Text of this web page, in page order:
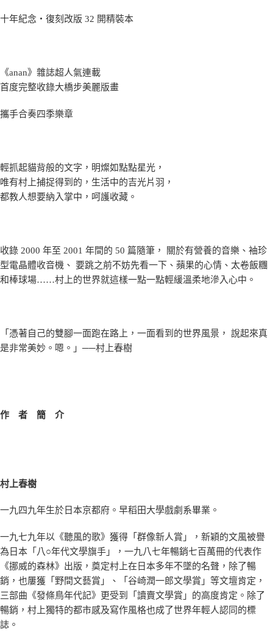
十年紀念‧復刻改版 32 開精裝本
《anan》雜誌超人氣連載
首度完整收錄大橋步美麗版畫
攜手合奏四季樂章
輕抓起貓背般的文字，明燦如點點星光，
唯有村上捕捉得到的，生活中的吉光片羽，
都教人想要納入掌中，呵護收藏。
收錄 2000 年至 2001 年間的 50 篇隨筆， 關於有營養的音樂、袖珍
型電晶體收音機、 要跳之前不妨先看一下、蘋果的心情、太卷飯糰
和棒球場……村上的世界就這樣一點一點輕緩溫柔地滲入心中。
「憑著自己的雙腳一面跑在路上，一面看到的世界風景， 說起來真
是非常美妙。嗯。」──村上春樹
作 者 簡 介
村上春樹
一九四九年生於日本京都府。早稻田大學戲劇系畢業。
一九七九年以《聽風的歌》獲得「群像新人賞」，新穎的文風被譽
為日本「八○年代文學旗手」，一九八七年暢銷七百萬冊的代表作
《挪威的森林》出版，奠定村上在日本多年不墜的名聲，除了暢
銷，也屢獲「野間文藝賞」、「谷崎潤一郎文學賞」等文壇肯定，
三部曲《發條鳥年代記》更受到「讀賣文學賞」的高度肯定。除了
暢銷，村上獨特的都市感及寫作風格也成了世界年輕人認同的標
誌。